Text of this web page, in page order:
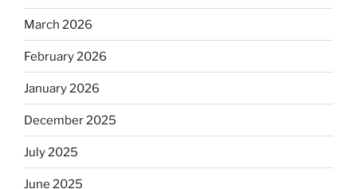
March 2026
February 2026
January 2026
December 2025
July 2025
June 2025